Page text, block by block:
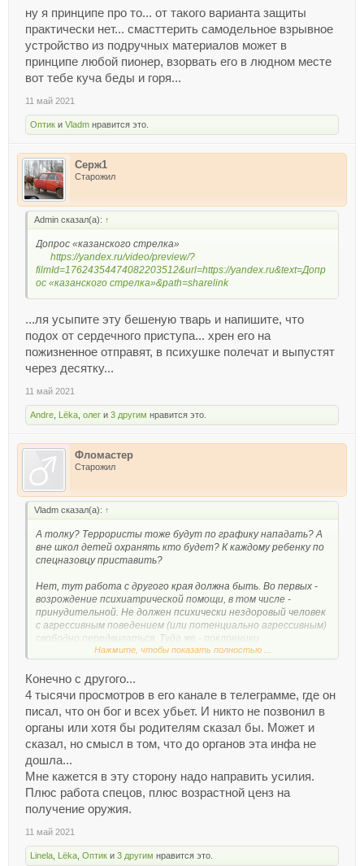
ну я принципе про то... от такого варианта защиты
практически нет... смасттерить самодельное взрывное
устройство из подручных материалов может в
принципе любой пионер, взорвать его в людном месте
вот тебе куча беды и горя...
11 май 2021
Оптик и Vladm нравится это.
Серж1
Старожил
Admin сказал(а): ↑
Допрос «казанского стрелка»
https://yandex.ru/video/preview/?
filmId=17624354474082203512&url=https://yandex.ru&text=Допр
ос «казанского стрелка»&path=sharelink
...ля усыпите эту бешеную тварь и напишите, что
подох от сердечного приступа... хрен его на
пожизненное отправят, в психушке полечат и выпустят
через десятку...
11 май 2021
Andre Lёka олег и 3 другим нравится это.
Фломастер
Старожил
Vladm сказал(а): ↑
А толку? Террористы тоже будут по графику нападать? А
вне школ детей охранять кто будет? К каждому ребенку по
спецназовцу приставить?
Нет, тут работа с другого края должна быть. Во первых -
возрождение психиатрической помощи, в том числе -
принудительной. Не должен психически нездоровый человек
с агрессивным поведением (или потенциально агрессивным)
свободно передвигаться. Туда же - поклонники
деструктивных сект и сообществ. Во вторых - пропаганда
но полезного общественного поведения, как "стукачество".
Нажмите, чтобы показать полностью ...
Конечно с другого...
4 тысячи просмотров в его канале в телеграмме, где он
писал, что он бог и всех убьет. И никто не позвонил в
органы или хотя бы родителям сказал бы. Может и
сказал, но смысл в том, что до органов эта инфа не
дошла...
Мне кажется в эту сторону надо направить усилия.
Плюс работа спецов, плюс возрастной ценз на
получение оружия.
11 май 2021
Linela Lёka Оптик и 3 другим нравится это.